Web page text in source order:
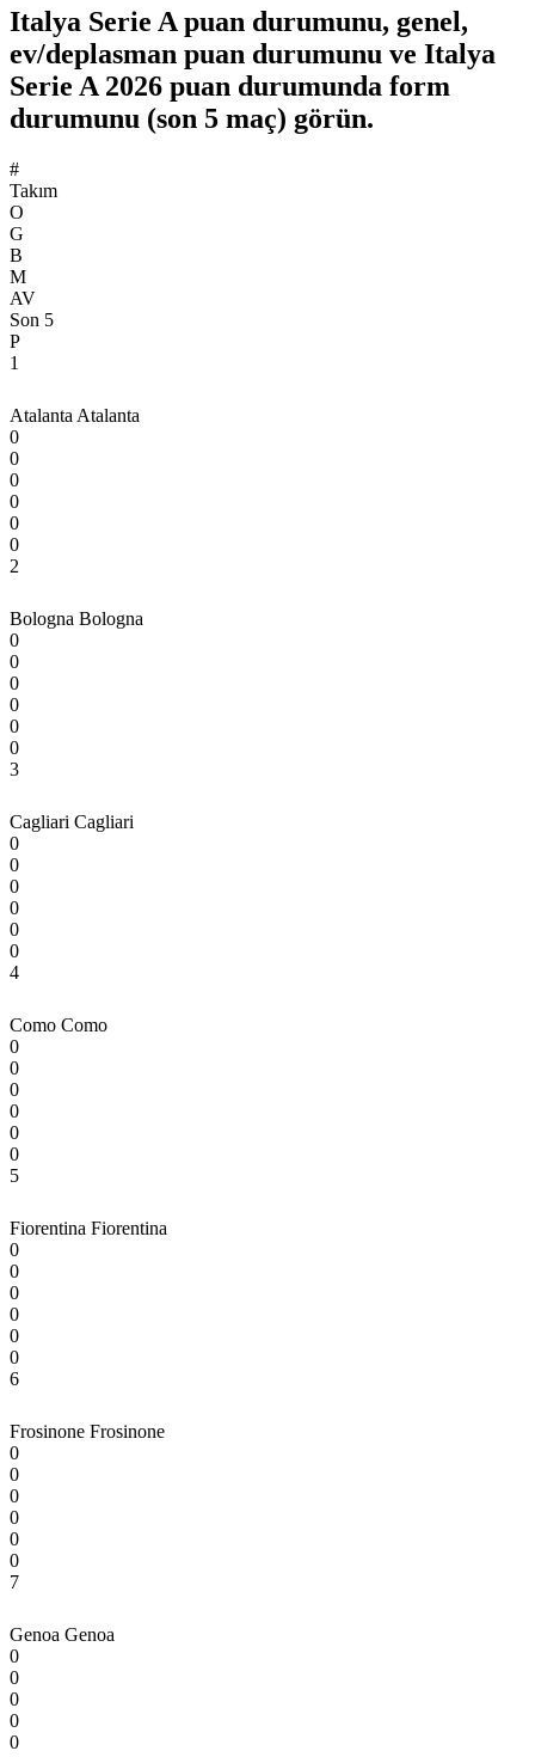
Italya Serie A puan durumunu, genel,
ev/deplasman puan durumunu ve Italya
Serie A 2026 puan durumunda form
durumunu (son 5 maç) görün.
#
Takım
O
G
B
M
AV
Son 5
P
1
Atalanta Atalanta
0
0
0
0
0
0
2
Bologna Bologna
0
0
0
0
0
0
3
Cagliari Cagliari
0
0
0
0
0
0
4
Como Como
0
0
0
0
0
0
5
Fiorentina Fiorentina
0
0
0
0
0
0
6
Frosinone Frosinone
0
0
0
0
0
0
7
Genoa Genoa
0
0
0
0
0